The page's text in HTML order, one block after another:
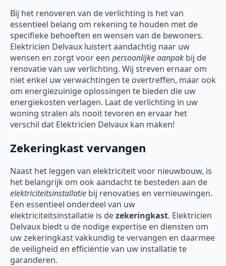
Bij het renoveren van de verlichting is het van
essentieel belang om rekening te houden met de
specifieke behoeften en wensen van de bewoners.
Elektricien Delvaux luistert aandachtig naar uw
wensen en zorgt voor een persoonlijke aanpak bij de
renovatie van uw verlichting. Wij streven ernaar om
niet enkel uw verwachtingen te overtreffen, maar ook
om energiezuinige oplossingen te bieden die uw
energiekosten verlagen. Laat de verlichting in uw
woning stralen als nooit tevoren en ervaar het
verschil dat Elektricien Delvaux kan maken!
Zekeringkast vervangen
Naast het leggen van elektriciteit voor nieuwbouw, is
het belangrijk om ook aandacht te besteden aan de
elektriciteitsinstallatie bij renovaties en vernieuwingen.
Een essentieel onderdeel van uw
elektriciteitsinstallatie is dezekeringkast. Elektricien
Delvaux biedt u de nodige expertise en diensten om
uw zekeringkast vakkundig te vervangen en daarmee
de veiligheid en efficiëntie van uw installatie te
garanderen.